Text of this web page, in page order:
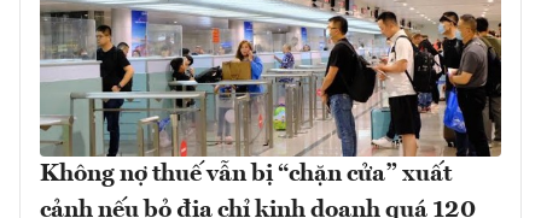
Không nợ thuế vẫn bị “chặn cửa” xuất
cảnh nếu bỏ địa chỉ kinh doanh quá 120